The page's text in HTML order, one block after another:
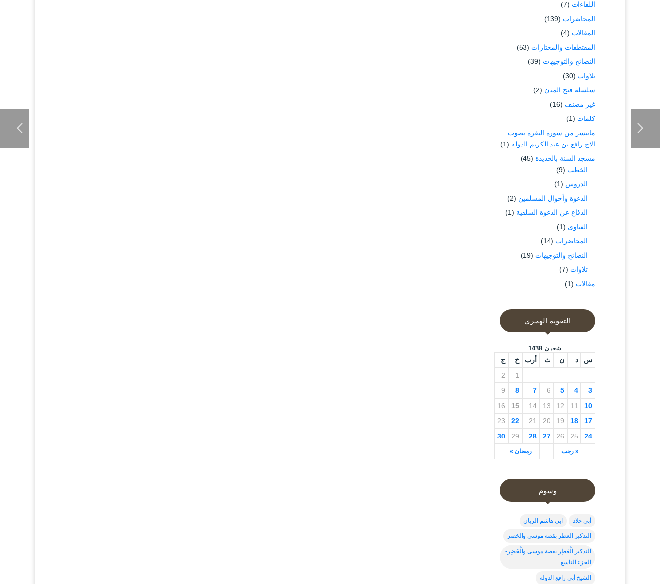
اللقاءات (7)
المحاضرات (139)
المقالات (4)
المقتطفات والمختارات (53)
النصائح والتوجيهات (39)
تلاوات (30)
سلسلة فتح المنان (2)
غير مصنف (16)
كلمات (1)
ماتيسر من سورة البقرة بصوت
الاخ رافع بن عبد الكريم الدوله (1)
مسجد السنة بالحديدة (45)
الخطب (9)
الدروس (1)
الدعوة وأحوال المسلمين (2)
الدفاع عن الدعوة السلفية (1)
الفتاوى (1)
المحاضرات (14)
النصائح والتوجيهات (19)
تلاوات (7)
مقالات (1)
التقويم الهجري
شعبان 1438
س د ن ث أرب خ ج
« رجب رمضان »
1
2
3
4
5
6
7
8
9
10
11
12
13
14
15
16
17
18
19
20
21
22
23
24
25
26
27
28
29
30
وسوم
أبي خلاد ابي هاشم الريان
التذكير العطر بقصة موسى والخضر
التذكير الْعَطِر بقصة موسى والْخَضِر-
الجزء التاسع
الشيخ أبي رافع الدولة